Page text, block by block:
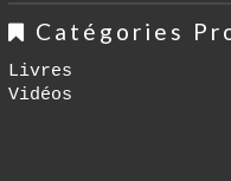
Catégories
Livres
Vidéos